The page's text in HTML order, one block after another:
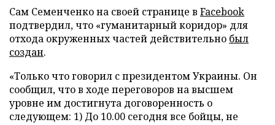
Сам Семенченко на своей странице в Facebook
подтвердил, что «гуманитарный коридор» для
отхода окруженных частей действительно был
создан.
«Только что говорил с президентом Украины. Он
сообщил, что в ходе переговоров на высшем
уровне им достигнута договоренность о
следующем: 1) До 10.00 сегодня все бойцы, не